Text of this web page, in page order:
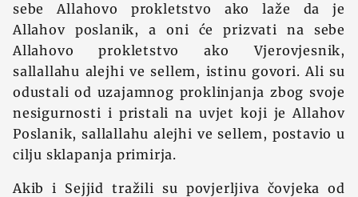
sebe Allahovo prokletstvo ako laže da je
Allahov poslanik, a oni će prizvati na sebe
Allahovo prokletstvo ako Vjerovjesnik,
sallallahu alejhi ve sellem, istinu govori. Ali su
odustali od uzajamnog proklinjanja zbog svoje
nesigurnosti i pristali na uvjet koji je Allahov
Poslanik, sallallahu alejhi ve sellem, postavio u
cilju sklapanja primirja.
Akib i Sejjid tražili su povjerljiva čovjeka od